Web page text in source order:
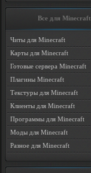
Все для Minecraft
Читы для Minecraft
Карты для Minecraft
Готовые сервера Minecraft
Плагины Minecraft
Текстуры для Minecraft
Клиенты для Minecraft
Программы для Minecraft
Моды для Minecraft
Разное для Minecraft